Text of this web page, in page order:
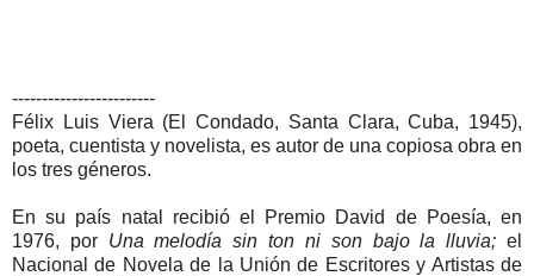
------------------------
Félix Luis Viera (El Condado, Santa Clara, Cuba, 1945),
poeta, cuentista y novelista, es autor de una copiosa obra en
los tres géneros.
En su país natal recibió el Premio David de Poesía, en
1976, por Una melodía sin ton ni son bajo la lluvia; el
Nacional de Novela de la Unión de Escritores y Artistas de